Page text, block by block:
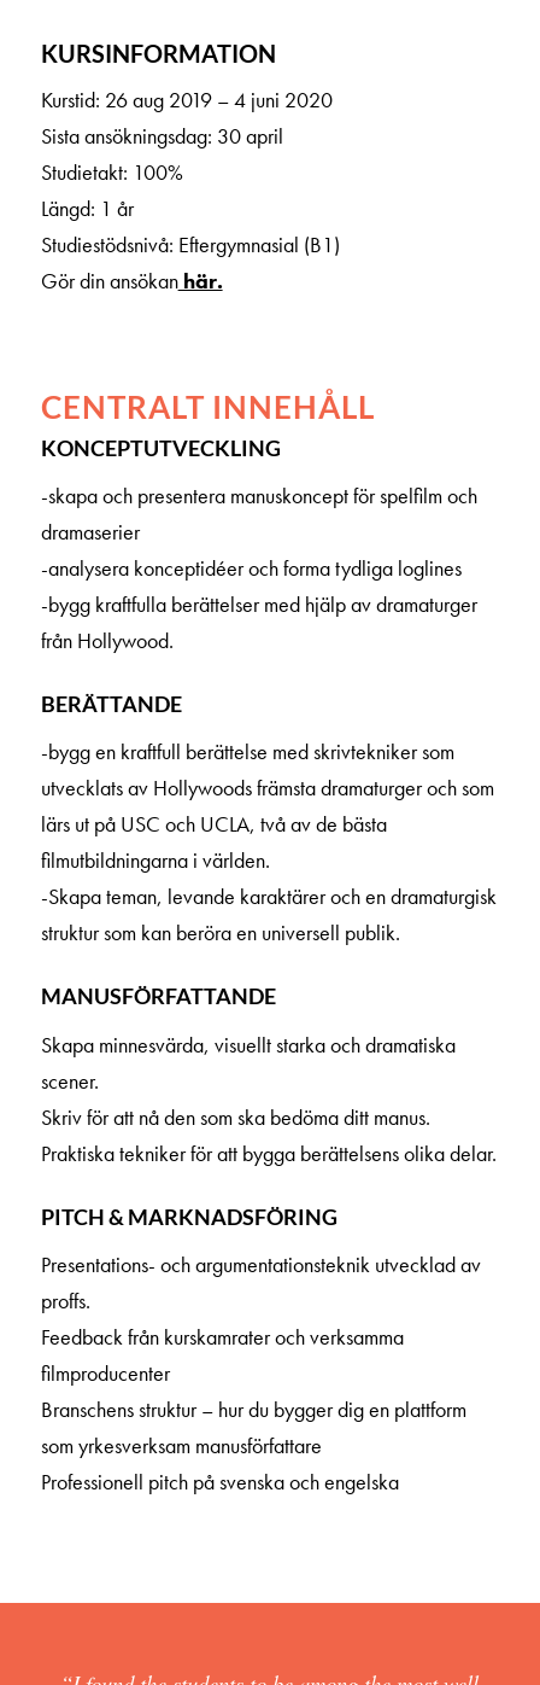
KURSINFORMATION
Kurstid: 26 aug 2019 – 4 juni 2020
Sista ansökningsdag: 30 april
Studietakt: 100%
Längd: 1 år
Studiestödsnivå: Eftergymnasial (B1)
Gör din ansökanhär.
CENTRALT INNEHÅLL
KONCEPTUTVECKLING
-skapa och presentera manuskoncept för spelfilm och
dramaserier
-analysera konceptidéer och forma tydliga loglines
-bygg kraftfulla berättelser med hjälp av dramaturger
från Hollywood.
BERÄTTANDE
-bygg en kraftfull berättelse med skrivtekniker som
utvecklats av Hollywoods främsta dramaturger och som
lärs ut på USC och UCLA, två av de bästa
filmutbildningarna i världen.
-Skapa teman, levande karaktärer och en dramaturgisk
struktur som kan beröra en universell publik.
MANUSFÖRFATTANDE
Skapa minnesvärda, visuellt starka och dramatiska
scener.
Skriv för att nå den som ska bedöma ditt manus.
Praktiska tekniker för att bygga berättelsens olika delar.
PITCH & MARKNADSFÖRING
Presentations- och argumentationsteknik utvecklad av
proffs.
Feedback från kurskamrater och verksamma
filmproducenter
Branschens struktur – hur du bygger dig en plattform
som yrkesverksam manusförfattare
Professionell pitch på svenska och engelska